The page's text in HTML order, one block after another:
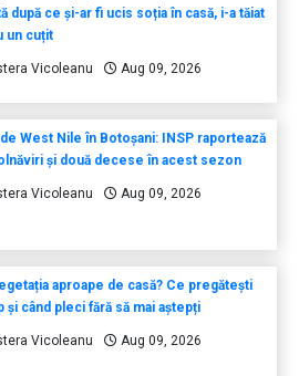
după ce și-ar fi ucis soția în casă, i-a tăiat
un cuțit
Vicoleanu Aug 09, 2026
West Nile în Botoșani: INSP raportează
și două decese în acest sezon
Vicoleanu Aug 09, 2026
aproape de casă? Ce pregătești
și când pleci fără să mai aștepți
Vicoleanu Aug 09, 2026